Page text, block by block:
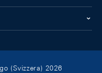
(Svizzera) 2026